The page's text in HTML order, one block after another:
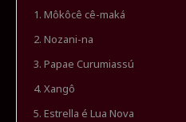
1. Môkôcê cê-maká
2. Nozani-na
3. Papae Curumiassú
4. Xangô
5. Estrella é Lua Nova